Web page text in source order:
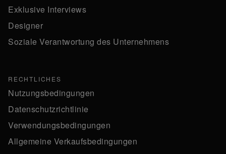
Exklusive Interviews
Designer
Soziale Verantwortung des Unternehmens
RECHTLICHES
Nutzungsbedingungen
Datenschutzrichtlinie
Verwendungsbedingungen
Allgemeine Verkaufsbedingungen